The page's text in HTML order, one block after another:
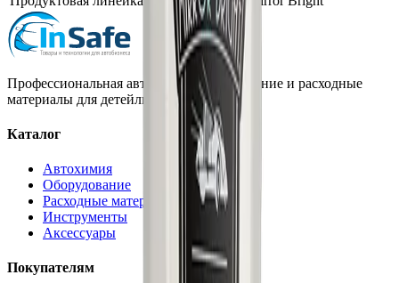
Профессиональная автохимия, оборудование и расходные
материалы для детейлинга.
Каталог
Автохимия
Оборудование
Расходные материалы
Инструменты
Аксессуары
Покупателям